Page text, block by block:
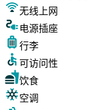
无线上网
电源插座
行李
可访问性
饮食
空调